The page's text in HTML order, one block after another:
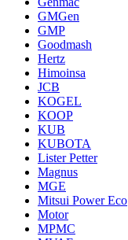
GMGen
GMP
Goodmash
Hertz
Himoinsa
JCB
KOGEL
KOOP
KUB
KUBOTA
Lister Petter
Magnus
MGE
Mitsui Power Eco
Motor
MPMC